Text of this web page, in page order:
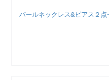
パールネックレス&ピアス２